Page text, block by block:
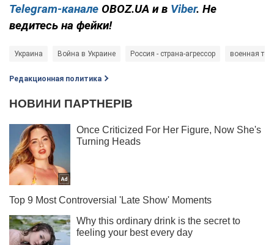
Telegram-канале OBOZ.UA и в Viber. Не
ведитесь на фейки!
Украина Война в Украине Россия - страна-агрессор военная
Редакционная политика